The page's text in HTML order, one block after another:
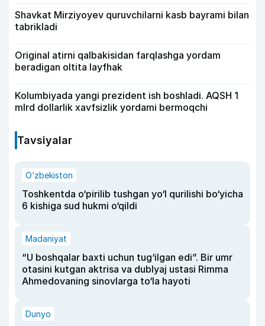
Shavkat Mirziyoyev quruvchilarni kasb bayrami bilan
tabrikladi
Original atirni qalbakisidan farqlashga yordam
beradigan oltita layfhak
Kolumbiyada yangi prezident ish boshladi. AQSH 1
mlrd dollarlik xavfsizlik yordami bermoqchi
Tavsiyalar
O‘zbekiston
Toshkentda o‘pirilib tushgan yo‘l qurilishi bo‘yicha
6 kishiga sud hukmi o‘qildi
Madaniyat
“U boshqalar baxti uchun tug‘ilgan edi”. Bir umr
otasini kutgan aktrisa va dublyaj ustasi Rimma
Ahmedovaning sinovlarga to‘la hayoti
Dunyo